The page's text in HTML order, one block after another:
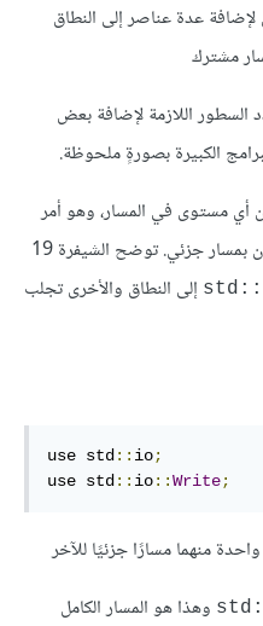
لإضافة عدة عناصر إلى النطاق
مشترك
السطور اللازمة لإضافة بعض
الكبيرة بصورةٍ ملحوظة.
أي مستوى في المسار، وهو أمر
تتشاركان بمسار جزئي. توضح الشيفرة 19
إلى النطاق والأخرى تجلب
use std :: io;
use std :: io::Write;
وهذا هو المسار الكامل